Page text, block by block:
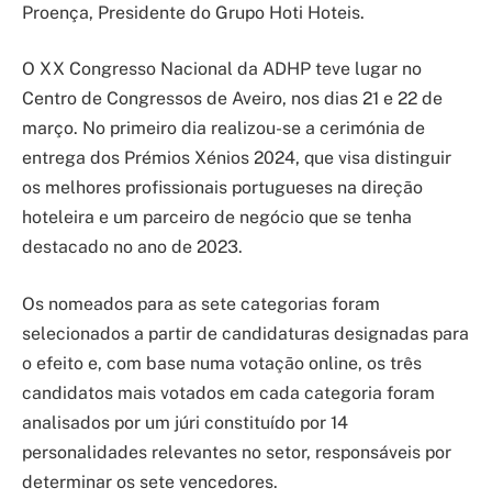
Proença, Presidente do Grupo Hoti Hoteis.
O XX Congresso Nacional da ADHP teve lugar no
Centro de Congressos de Aveiro, nos dias 21 e 22 de
março. No primeiro dia realizou-se a cerimónia de
entrega dos Prémios Xénios 2024, que visa distinguir
os melhores profissionais portugueses na direção
hoteleira e um parceiro de negócio que se tenha
destacado no ano de 2023.
Os nomeados para as sete categorias foram
selecionados a partir de candidaturas designadas para
o efeito e, com base numa votação online, os três
candidatos mais votados em cada categoria foram
analisados por um júri constituído por 14
personalidades relevantes no setor, responsáveis por
determinar os sete vencedores.